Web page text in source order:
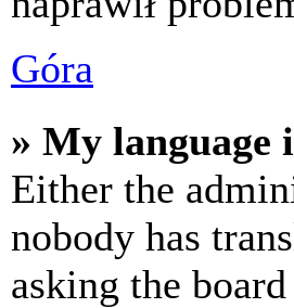
Góra
» My language
Either the
nobody has
asking the